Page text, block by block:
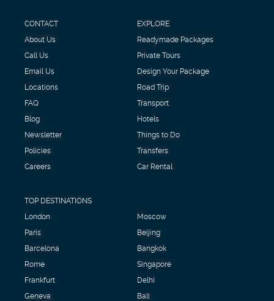
CONTACT
About Us
Call Us
Email Us
Locations
FAQ
Blog
Newsletter
Policies
Careers
EXPLORE
Readymade Packages
Private Tours
Design Your Package
Road Trip
Transport
Hotels
Things to Do
Transfers
Car Rental
TOP DESTINATIONS
London
Paris
Barcelona
Rome
Frankfurt
Geneva
Moscow
Beijing
Bangkok
Singapore
Delhi
Bali